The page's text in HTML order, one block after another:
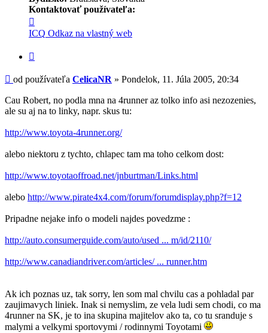
Kontaktovať používateľa:
informácie
používateľa
CelicaNR
ICQ Odkaz na vlastný web
Príspevok
od používateľa CelicaNR » Pondelok, 11. Júla 2005, 20:34
Cau Robert, no podla mna na 4runner az tolko info asi nezozenies,
ale su aj na to linky, napr. skus tu:
http://www.toyota-4runner.org/
alebo niektoru z tychto, chlapec tam ma toho celkom dost:
http://www.toyotaoffroad.net/jnburtman/Links.html
alebo http://www.pirate4x4.com/forum/forumdisplay.php?f=12
Pripadne nejake info o modeli najdes povedzme :
http://auto.consumerguide.com/auto/used ... m/id/2110/
http://www.canadiandriver.com/articles/ ... runner.htm
Ak ich poznas uz, tak sorry, len som mal chvilu cas a pohladal par
zaujimavych liniek. Inak si nemyslim, ze vela ludi sem chodi, co ma
4runner na SK, je to ina skupina majitelov ako ta, co tu sranduje s
malymi a velkymi sportovymi / rodinnymi Toyotami